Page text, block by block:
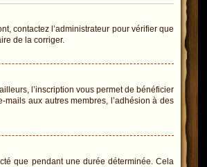
contactez l’administrateur pour vérifier que
de la corriger.
l’inscription vous permet de bénéficier
aux autres membres, l’adhésion à des
que pendant une durée déterminée. Cela